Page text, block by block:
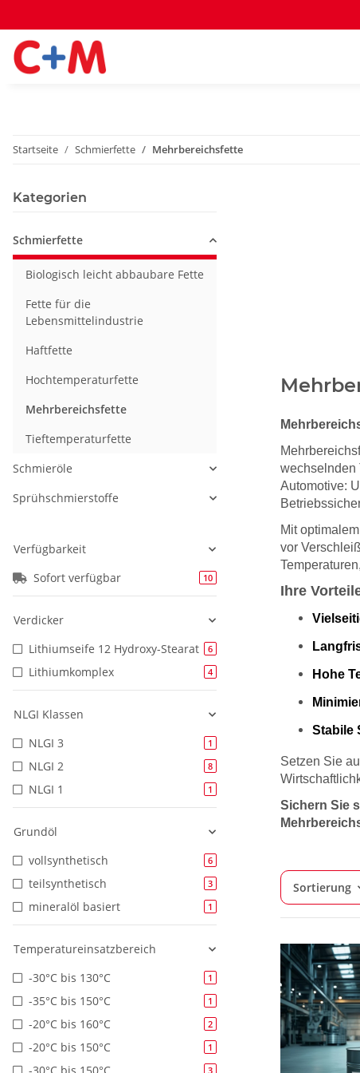
Startseite Schmierfette Mehrbereichsfette
wechselnden
Automotive:
Mit
vor
Ihre
Hohe
Stabile
Setzen Sie
Sichern Sie
Sortierung
Kategorien
Schmierfette
Biologisch leicht abbaubare Fette
Fette für die
Lebensmittelindustrie
Haftfette
Hochtemperaturfette
Mehrbereichsfette
Tieftemperaturfette
Schmieröle
Sprühschmierstoffe
Verfügbarkeit
Sofort verfügbar
10
Verdicker
Lithiumseife 12 Hydroxy-Stearat
6
Lithiumkomplex 4
NLGI Klassen
NLGI 3
1
NLGI 2 8
NLGI 1 1
Grundöl
vollsynthetisch
6
teilsynthetisch 3
mineralöl basiert 1
Temperatureinsatzbereich
-30°C bis 130°C
1
-35°C bis 150°C 1
-20°C bis 160°C 2
-20°C bis 150°C 1
3